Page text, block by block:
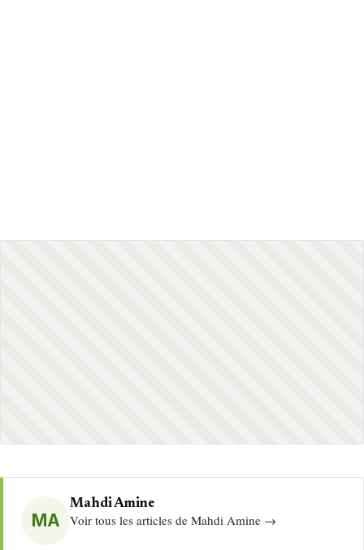
MA
Mahdi Amine
Voir tous les articles de Mahdi Amine →